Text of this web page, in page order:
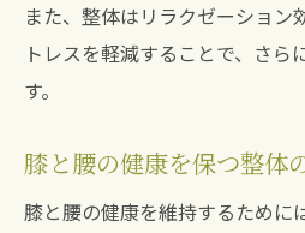
また、整体はリラクゼーション
トレスを軽減することで、さら
す。
膝と腰の健康を保つ整体
膝と腰の健康を維持するために